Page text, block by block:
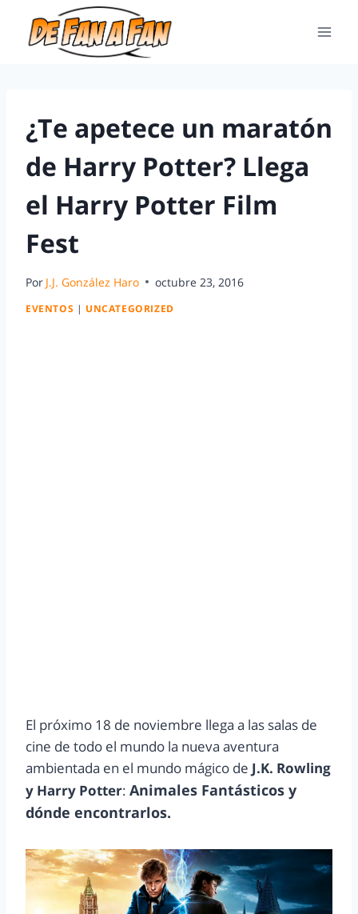
¿Te apetece un maratón
de Harry Potter? Llega
el Harry Potter Film
Fest
Por J.J. González Haro octubre 23, 2016
EVENTOS | UNCATEGORIZED
El próximo 18 de noviembre llega a las salas de
cine de todo el mundo la nueva aventura
ambientada en el mundo mágico de J.K. Rowling
y Harry Potter: Animales Fantásticos y
dónde encontrarlos.